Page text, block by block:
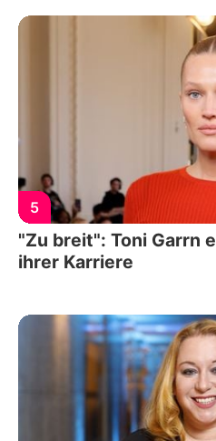
5
"Zu breit": Toni Garrn
ihrer Karriere